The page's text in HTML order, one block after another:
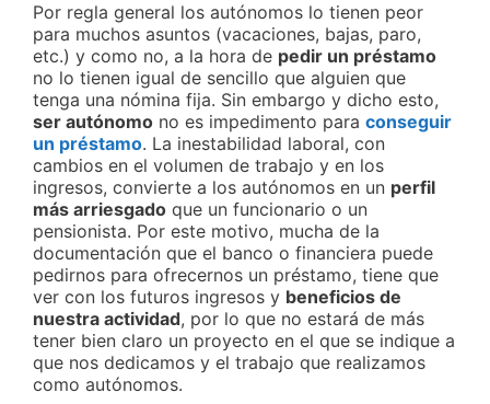
Por regla general los autónomos lo tienen peor
para muchos asuntos (vacaciones, bajas, paro,
etc.) y como no, a la hora de pedir un préstamo
no lo tienen igual de sencillo que alguien que
tenga una nómina fija. Sin embargo y dicho esto,
ser autónomo no es impedimento para conseguir
un préstamo. La inestabilidad laboral, con
cambios en el volumen de trabajo y en los
ingresos, convierte a los autónomos en un perfil
más arriesgado que un funcionario o un
pensionista. Por este motivo, mucha de la
documentación que el banco o financiera puede
pedirnos para ofrecernos un préstamo, tiene que
ver con los futuros ingresos y beneficios de
nuestra actividad, por lo que no estará de más
tener bien claro un proyecto en el que se indique a
que nos dedicamos y el trabajo que realizamos
como autónomos.